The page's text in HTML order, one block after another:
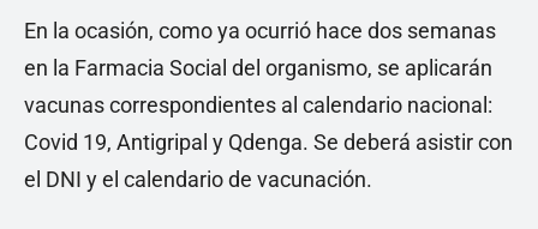
En la ocasión, como ya ocurrió hace dos semanas
en la Farmacia Social del organismo, se aplicarán
vacunas correspondientes al calendario nacional:
Covid 19, Antigripal y Qdenga. Se deberá asistir con
el DNI y el calendario de vacunación.